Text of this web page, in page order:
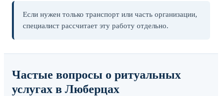
Если нужен только транспорт или часть организации,
специалист рассчитает эту работу отдельно.
Частые вопросы о ритуальных
услугах в Люберцах